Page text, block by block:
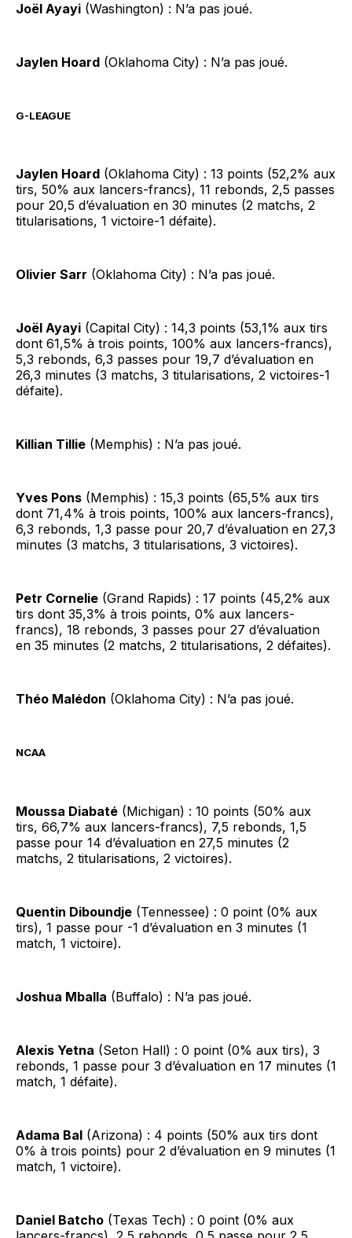
Joël Ayayi (Washington) : N’a pas joué.
Jaylen Hoard (Oklahoma City) : N’a pas joué.
G-LEAGUE
Jaylen Hoard (Oklahoma City) : 13 points (52,2% aux
tirs, 50% aux lancers-francs), 11 rebonds, 2,5 passes
pour 20,5 d’évaluation en 30 minutes (2 matchs, 2
titularisations, 1 victoire-1 défaite).
Olivier Sarr (Oklahoma City) : N’a pas joué.
Joël Ayayi (Capital City) : 14,3 points (53,1% aux tirs
dont 61,5% à trois points, 100% aux lancers-francs),
5,3 rebonds, 6,3 passes pour 19,7 d’évaluation en
26,3 minutes (3 matchs, 3 titularisations, 2 victoires-1
défaite).
Killian Tillie (Memphis) : N’a pas joué.
Yves Pons (Memphis) : 15,3 points (65,5% aux tirs
dont 71,4% à trois points, 100% aux lancers-francs),
6,3 rebonds, 1,3 passe pour 20,7 d’évaluation en 27,3
minutes (3 matchs, 3 titularisations, 3 victoires).
Petr Cornelie (Grand Rapids) : 17 points (45,2% aux
tirs dont 35,3% à trois points, 0% aux lancers-
francs), 18 rebonds, 3 passes pour 27 d’évaluation
en 35 minutes (2 matchs, 2 titularisations, 2 défaites).
Théo Malédon (Oklahoma City) : N’a pas joué.
NCAA
Moussa Diabaté (Michigan) : 10 points (50% aux
tirs, 66,7% aux lancers-francs), 7,5 rebonds, 1,5
passe pour 14 d’évaluation en 27,5 minutes (2
matchs, 2 titularisations, 2 victoires).
Quentin Diboundje (Tennessee) : 0 point (0% aux
tirs), 1 passe pour -1 d’évaluation en 3 minutes (1
match, 1 victoire).
Joshua Mballa (Buffalo) : N’a pas joué.
Alexis Yetna (Seton Hall) : 0 point (0% aux tirs), 3
rebonds, 1 passe pour 3 d’évaluation en 17 minutes (1
match, 1 défaite).
Adama Bal (Arizona) : 4 points (50% aux tirs dont
0% à trois points) pour 2 d’évaluation en 9 minutes (1
match, 1 victoire).
Daniel Batcho (Texas Tech) : 0 point (0% aux